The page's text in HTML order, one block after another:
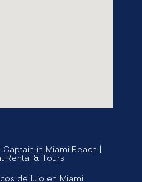
in Miami Beach |
Rental & Tours
de lujo en Miami